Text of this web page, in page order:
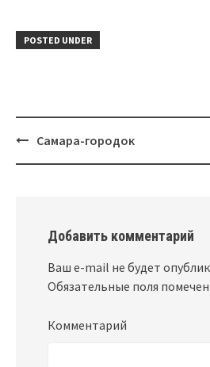
POSTED UNDER
Post
Самара-городок
Добавить комментарий
Ваш e-mail не будет
Обязательные поля
Комментарий